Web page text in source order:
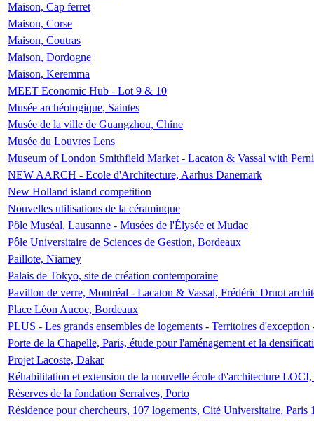
Maison, Cap ferret
Maison, Corse
Maison, Coutras
Maison, Dordogne
Maison, Keremma
MEET Economic Hub - Lot 9 & 10
Musée archéologique, Saintes
Musée de la ville de Guangzhou, Chine
Musée du Louvres Lens
Museum of London Smithfield Market - Lacaton & Vassal with
NEW AARCH - Ecole d'Architecture, Aarhus Danemark
New Holland island competition
Nouvelles utilisations de la céraminque
Pôle Muséal, Lausanne - Musées de l'Élysée et Mudac
Pôle Universitaire de Sciences de Gestion, Bordeaux
Paillote, Niamey
Palais de Tokyo, site de création contemporaine
Pavillon de verre, Montréal - Lacaton & Vassal, Frédéric Druot
Place Léon Aucoc, Bordeaux
PLUS - Les grands ensembles de logements - Territoires
Porte de la Chapelle, Paris, étude pour l'aménagement et la
Projet Lacoste, Dakar
Réhabilitation et extension de la nouvelle école d\'architecture
Réserves de la fondation Serralves, Porto
Résidence pour chercheurs, 107 logements, Cité Universitaire, Paris